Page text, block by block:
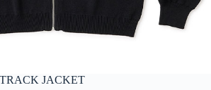
JACKET